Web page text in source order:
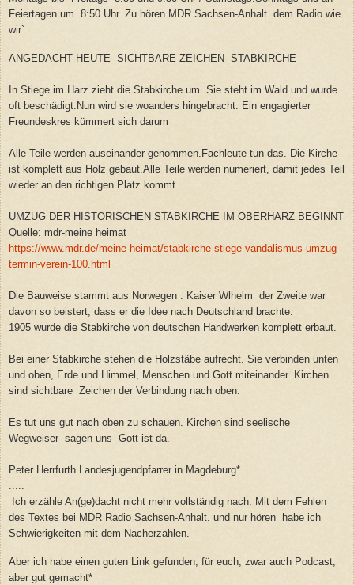
Feiertagen um 8:50 Uhr. Zu hören MDR Sachsen-Anhalt. dem Radio wie
wir`
ANGEDACHT HEUTE- SICHTBARE ZEICHEN- STABKIRCHE
In Stiege im Harz zieht die Stabkirche um. Sie steht im Wald und wurde
oft beschädigt.Nun wird sie woanders hingebracht. Ein engagierter
Freundeskres kümmert sich darum
Alle Teile werden auseinander genommen.Fachleute tun das. Die Kirche
ist komplett aus Holz gebaut.Alle Teile werden numeriert, damit jedes Teil
wieder an den richtigen Platz kommt.
UMZUG DER HISTORISCHEN STABKIRCHE IM OBERHARZ BEGINNT
Quelle: mdr-meine heimat
https://www.mdr.de/meine-heimat/stabkirche-stiege-vandalismus-umzug-
termin-verein-100.html
Die Bauweise stammt aus Norwegen . Kaiser Wlhelm der Zweite war
davon so beistert, dass er die Idee nach Deutschland brachte.
1905 wurde die Stabkirche von deutschen Handwerken komplett erbaut.
Bei einer Stabkirche stehen die Holzstäbe aufrecht. Sie verbinden unten
und oben, Erde und Himmel, Menschen und Gott miteinander. Kirchen
sind sichtbare Zeichen der Verbindung nach oben.
Es tut uns gut nach oben zu schauen. Kirchen sind seelische
Wegweiser- sagen uns- Gott ist da.
Peter Herrfurth Landesjugendpfarrer in Magdeburg*
.....
Ich erzähle An(ge)dacht nicht mehr vollständig nach. Mit dem Fehlen
des Textes bei MDR Radio Sachsen-Anhalt. und nur hören habe ich
Schwierigkeiten mit dem Nacherzählen.
Aber ich habe einen guten Link gefunden, für euch, zwar auch Podcast,
aber gut gemacht*